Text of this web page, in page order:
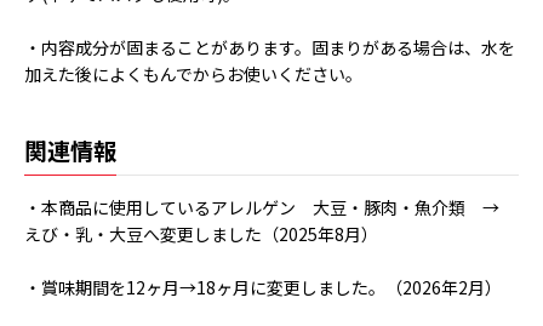
・内容成分が固まることがあります。固まりがある場合は、水を
加えた後によくもんでからお使いください。
関連情報
・本商品に使用しているアレルゲン 大豆・豚肉・魚介類 →
えび・乳・大豆へ変更しました（2025年8月）
・賞味期間を12ヶ月→18ヶ月に変更しました。（2026年2月）